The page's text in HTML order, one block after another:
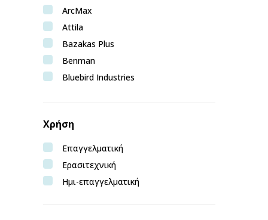
ArcMax
Attila
Bazakas Plus
Benman
Bluebird Industries
Bulle
Castelgarden
Craftop
Deca
Χρήση
Επαγγελματική
Ερασιτεχνική
Ημι-επαγγελματική